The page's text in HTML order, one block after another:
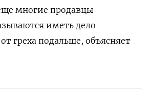
многие продавцы
иметь дело
греха подальше, объясняет